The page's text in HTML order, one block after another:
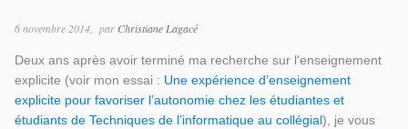
6 novembre 2014 par Christiane Lagacé
Deux ans après avoir terminé ma recherche sur l'enseignement
explicite (voir mon essai : Une expérience d’enseignement
explicite pour favoriser l’autonomie chez les étudiantes et
étudiants de Techniques de l’informatique au collégial), je vous